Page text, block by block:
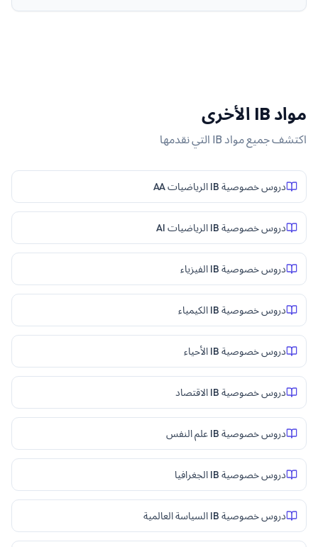
مواد IB الأخرى
اكتشف جميع مواد IB التي نقدمها
دروس خصوصية IB الرياضيات AA
دروس خصوصية IB الرياضيات AI
دروس خصوصية IB الفيزياء
دروس خصوصية IB الكيمياء
دروس خصوصية IB الأحياء
دروس خصوصية IB الاقتصاد
دروس خصوصية IB علم النفس
دروس خصوصية IB الجغرافيا
دروس خصوصية IB السياسة العالمية